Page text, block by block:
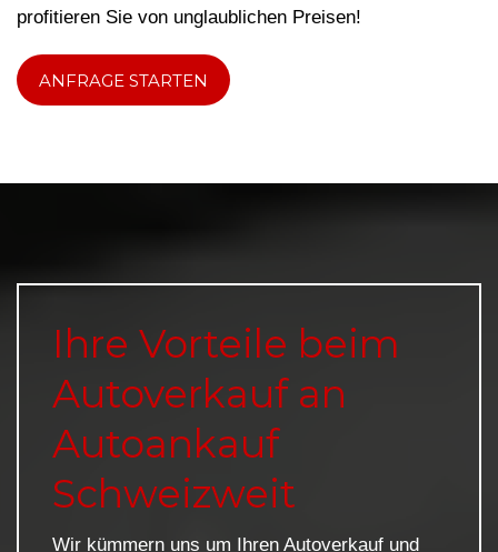
profitieren Sie von unglaublichen Preisen!
ANFRAGE STARTEN
Ihre Vorteile beim
Autoverkauf an
Autoankauf
Schweizweit
Wir kümmern uns um Ihren Autoverkauf und